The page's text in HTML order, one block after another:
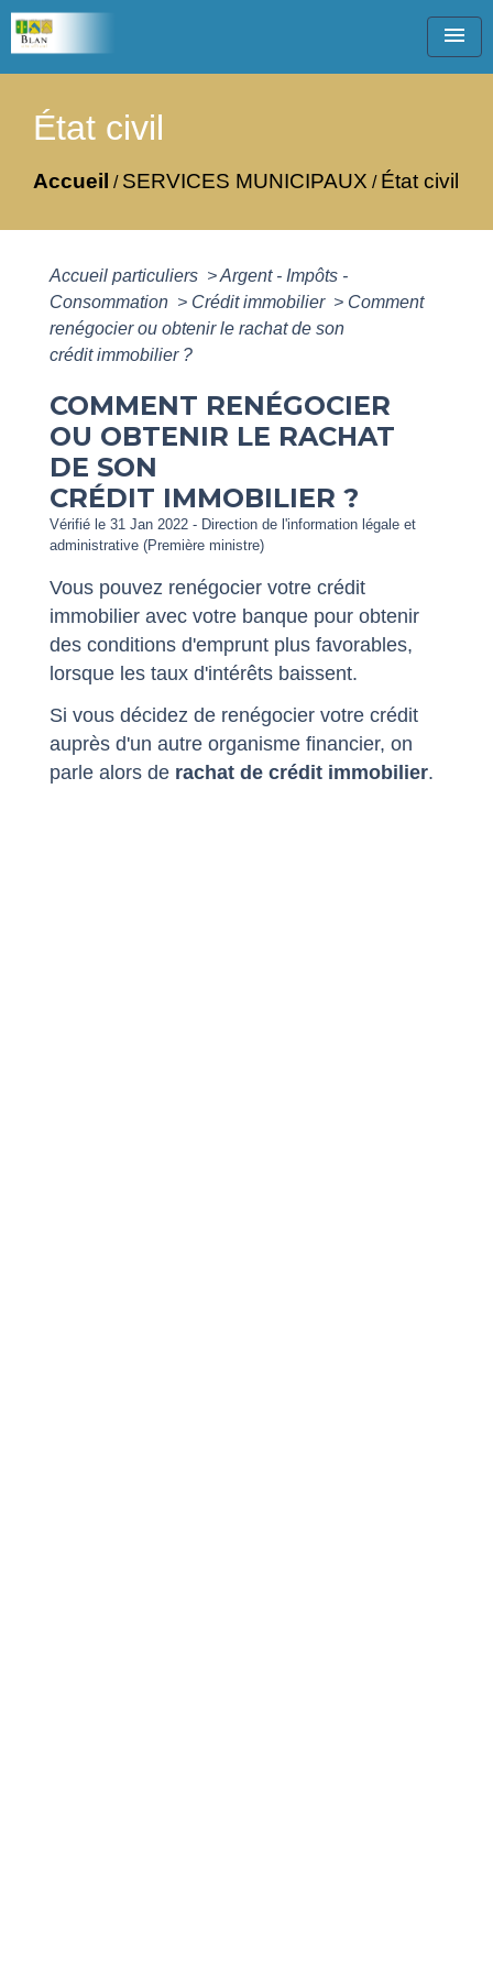
menu
État civil
Accueil / SERVICES MUNICIPAUX / État civil
Accueil particuliers >Argent - Impôts -
Consommation > Crédit immobilier > Comment
renégocier ou obtenir le rachat de son
crédit immobilier ?
COMMENT RENÉGOCIER
OU OBTENIR LE RACHAT
DE SON
CRÉDIT IMMOBILIER ?
Vérifié le 31 Jan 2022 - Direction de l'information légale et
administrative (Première ministre)
Vous pouvez renégocier votre crédit
immobilier avec votre banque pour obtenir
des conditions d'emprunt plus favorables,
lorsque les taux d'intérêts baissent.
Si vous décidez de renégocier votre crédit
auprès d'un autre organisme financier, on
parle alors de rachat de crédit immobilier.